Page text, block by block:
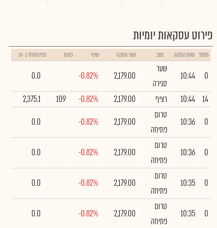
פירוט עסקאות יומיות
מספר שעת עסקה מצב שער עסקה שינוי כמות נפח מסחר ב- ₪
0
10:44
שער
סגירה
2,179.00
-0.82%
0.0
14
10:44 רציף 2,179.00
-0.82%
109
2,375.1
0
10:36
טרום
פתיחה
2,179.00
-0.82%
0.0
0
10:36
טרום
פתיחה
2,179.00
-0.82%
0.0
0
10:35
טרום
פתיחה
2,179.00
-0.82%
0.0
0
10:35
טרום
פתיחה
2,179.00
-0.82%
0.0